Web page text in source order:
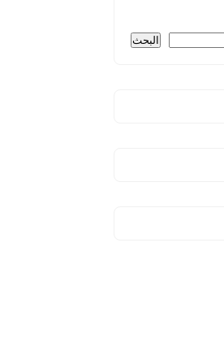
البحث